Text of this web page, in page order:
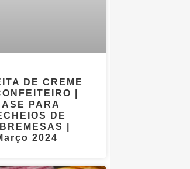
DE CREME
|
PARA
DE
|
2024